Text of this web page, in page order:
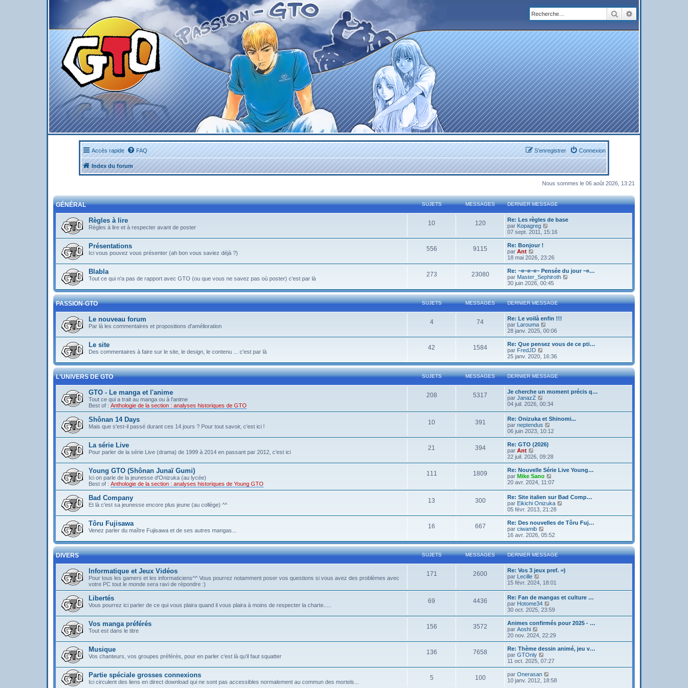
Rechercher
Accès rapide FAQ Connexion
S’enregistrer
Index du forum
Nous sommes le 06 août 2026, 13:21
GÉNÉRAL SUJETS MESSAGES DERNIER MESSAGE
Règles à lire
Règles à lire et à respecter avant de poster
10 120
Re: Les règles de base
par Kopagreg
o
i
e
r
n
i
e
r
m
e
s
a
g
e
07 sept. 2011, 15:16
Présentations
Ici vous pouvez vous présenter (ah bon vous saviez déjà ?)
556 9115
Re: Bonjour !
par Ant
o
i
r
l
e
e
r
n
i
e
r
m
e
s
s
a
g
e
18 mai 2026, 23:26
Blabla
Tout ce qui n'a pas de rapport avec GTO (ou que vous ne savez pas où poster) c'est par là
273 23080
Re: ~¤~¤~¤~ Pensée du jour ~¤…
par Master_Sephiroth
i
r
l
d
i
e
e
s
s
g
e
30 juin 2026, 00:45
PASSION-GTO SUJETS MESSAGES DERNIER MESSAGE
Le nouveau forum
Par là les commentaires et propositions d'amélioration
4 74
Re: Le voilà enfin !!!
par Larouma
o
i
r
e
e
r
n
i
e
m
s
s
a
g
28 janv. 2025, 00:06
Le site
Des commentaires à faire sur le site, le design, le contenu ... c'est par là
42 1584
Re: Que pensez vous de ce pti…
par FredJD
o
i
r
l
d
e
n
i
e
r
m
s
s
a
g
25 janv. 2020, 16:36
L'UNIVERS DE GTO SUJETS MESSAGES DERNIER MESSAGE
GTO - Le manga et l'anime
Tout ce qui a trait au manga ou à l'anime
Best of : Anthologie de la section : analyses historiques de GTO
208 5317
Je cherche un moment précis q…
par JanazZ
o
l
e
d
e
r
i
e
r
m
e
s
s
a
g
04 juil. 2026, 00:34
Shônan 14 Days
Mais que s'est-il passé durant ces 14 jours ? Pour tout savoir, c'est ici !
10 391
Re: Onizuka et Shinomi...
par neptendus
o
i
e
e
r
n
i
e
r
m
e
s
s
g
e
06 juin 2023, 10:12
La série Live
Pour parler de la série Live (drama) de 1999 à 2014 en passant par 2012, c'est ici
21 394
Re: GTO (2026)
par Ant
o
i
r
l
e
e
r
n
i
e
r
m
e
s
s
a
22 juil. 2026, 09:28
Young GTO (Shônan Junaï Gumi)
Ici on parle de la jeunesse d'Onizuka (au lycée)
Best of : Anthologie de la section : analyses historiques de Young GTO
111 1809
Re: Nouvelle Série Live Young…
par Mike Sano
o
l
e
d
r
i
e
r
m
s
a
g
e
20 avr. 2024, 11:07
Bad Company
Et là c'est sa jeunesse encore plus jeune (au collège) ^^
13 300
Re: Site italien sur Bad Comp…
par Eikichi Onizuka
i
r
e
r
i
e
s
s
05 févr. 2013, 21:28
Tôru Fujisawa
Venez parler du maître Fujisawa et de ses autres mangas...
16 667
Re: Des nouvelles de Tôru Fuj…
par ciwamib
o
i
r
l
d
e
n
i
e
r
m
s
a
g
16 avr. 2026, 05:52
DIVERS SUJETS MESSAGES DERNIER MESSAGE
Informatique et Jeux Vidéos
Pour tous les gamers et les informaticiens^^ Vous pourrez notamment poser vos questions si vous avez des problèmes avec
votre PC tout le monde sera ravi de répondre :)
171 2600
Re: Vos 3 jeux pref. =)
par Lecille
l
e
d
e
r
i
e
r
m
e
s
s
a
15 févr. 2024, 18:01
Libertés
Vous pourrez ici parler de ce qui vous plaira quand il vous plaira à moins de respecter la charte.....
69 4436
Re: Fan de mangas et culture …
par Hotome34
o
i
r
e
e
r
n
i
m
30 oct. 2025, 23:59
Vos manga préférés
Tout est dans le titre
156 3572
Animes confirmés pour 2025 - …
par Aoshi
o
i
r
l
e
d
r
n
20 nov. 2024, 22:29
Musique
Vos chanteurs, vos groupes préférés, pour en parler c'est là qu'il faut squatter
136 7658
Re: Thème dessin animé, jeu v…
par GTOnly
o
i
r
l
11 oct. 2025, 07:27
Partie spéciale grosses connexions
Ici circulent des liens en direct download qui ne sont pas accessibles normalement au commun des mortels...
5 100 par Onerasan
o
10 janv. 2012, 18:58